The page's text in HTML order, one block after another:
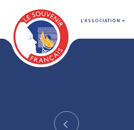
L'ASSOCIATION